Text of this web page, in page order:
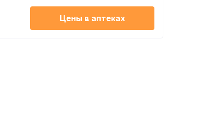
Цены в аптеках